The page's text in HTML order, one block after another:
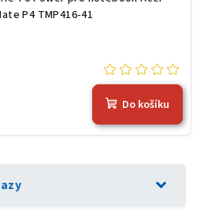
P4 TMP416-41
Do košíku
expand_more